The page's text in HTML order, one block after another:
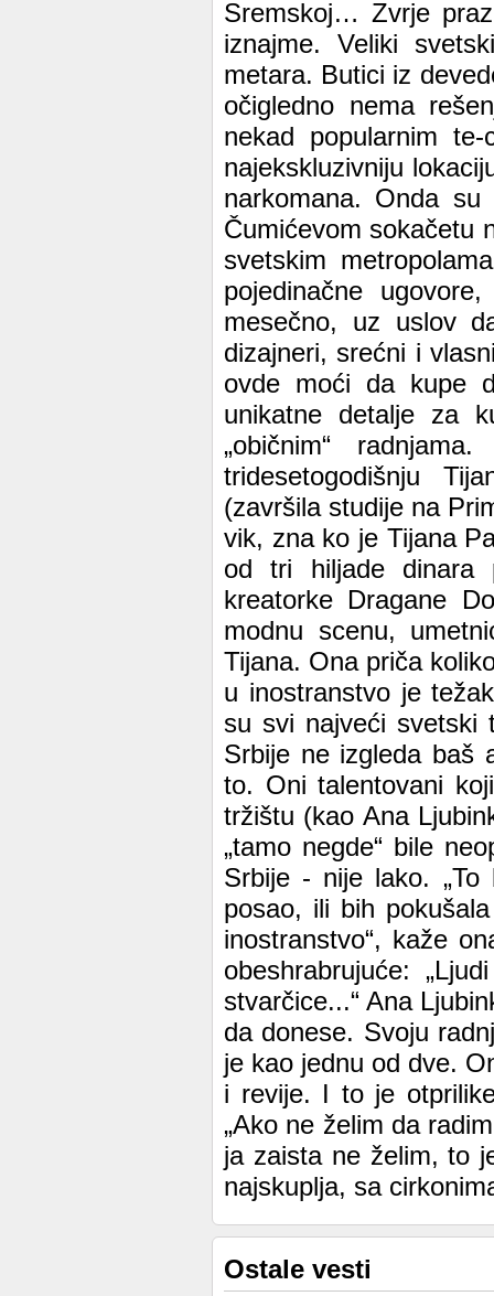
Sremskoj… Zvrje
iznajme. Veliki
metara. Butici iz
očigledno nema
nekad popularnim
najekskluzivniju
narkomana. Onda
Čumićevom sokačetu
svetskim
pojedinačne
mesečno, uz uslov
dizajneri, srećni i
ovde moći da kupe
unikatne detalje za
„običnim“
tridesetogodišnju
(završila studije na
vik, zna ko je Tijana
od tri hiljade dinara
kreatorke Dragane
modnu scenu,
Tijana. Ona priča
u inostranstvo je
su svi najveći svetski
Srbije ne izgleda baš
to. Oni talentovani
tržištu (kao Ana
„tamo negde“ bile
Srbije - nije lako.
posao, ili bih
inostranstvo“, kaže
obeshrabrujuće:
stvarčice...“ Ana
da donese. Svoju
je kao jednu od dve.
i revije. I to je
„Ako ne želim da
ja zaista ne želim, to
najskuplja, sa
Ostale vesti